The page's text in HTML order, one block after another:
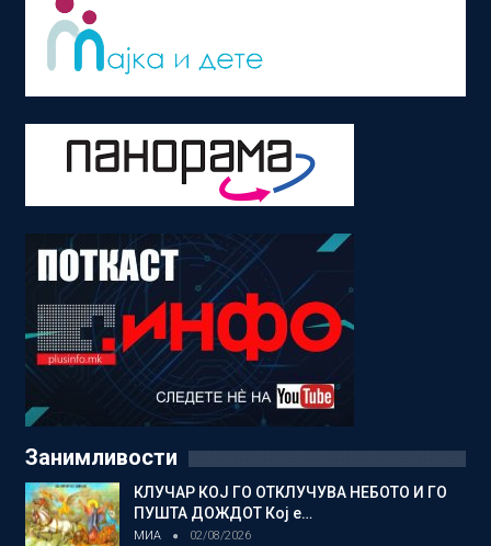
Занимливости
КЛУЧАР КОЈ ГО ОТКЛУЧУВА НЕБОТО И ГО
ПУШТА ДОЖДОТ Кој е…
МИА 02/08/2026